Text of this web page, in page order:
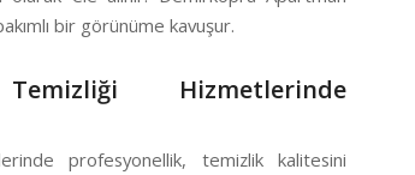
bir görünüme kavuşur.
Hizmetlerinde
profesyonellik, temizlik kalitesini